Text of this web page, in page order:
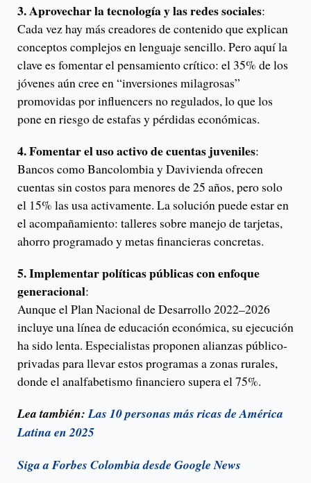
3. Aprovechar la tecnología y las redes sociales:
Cada vez hay más creadores de contenido que explican
conceptos complejos en lenguaje sencillo. Pero aquí la
clave es fomentar el pensamiento crítico: el 35% de los
jóvenes aún cree en “inversiones milagrosas”
promovidas por influencers no regulados, lo que los
pone en riesgo de estafas y pérdidas económicas.
4. Fomentar el uso activo de cuentas juveniles:
Bancos como Bancolombia y Davivienda ofrecen
cuentas sin costos para menores de 25 años, pero solo
el 15% las usa activamente. La solución puede estar en
el acompañamiento: talleres sobre manejo de tarjetas,
ahorro programado y metas financieras concretas.
5. Implementar políticas públicas con enfoque
generacional:
Aunque el Plan Nacional de Desarrollo 2022–2026
incluye una línea de educación económica, su ejecución
ha sido lenta. Especialistas proponen alianzas público-
privadas para llevar estos programas a zonas rurales,
donde el analfabetismo financiero supera el 75%.
Lea también:Las 10 personas más ricas de América
Latina en 2025
Siga a Forbes Colombia desde Google News